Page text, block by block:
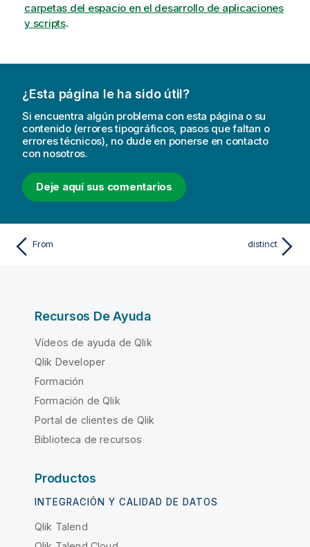
carpetas del espacio en el desarrollo de aplicaciones
y scripts.
¿Esta página le ha sido útil?
Si encuentra algún problema con esta página o su
contenido (errores tipográficos, pasos que faltan o
errores técnicos), no dude en ponerse en contacto
con nosotros.
Deje aquí sus comentarios
From distinct
Recursos De Ayuda
Vídeos de ayuda de Qlik
Qlik Developer
Formación
Formación de Qlik
Portal de clientes de Qlik
Biblioteca de recursos
Productos
INTEGRACIÓN Y CALIDAD DE DATOS
Qlik Talend